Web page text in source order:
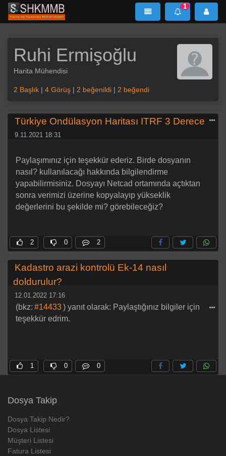
SHKMMB MenÜ Mesaj
1
Ruhi Ermişoğlu
Harita Mühendisi
2 Başlık | 4 Görüş | 2 beğenildi | 2 beğendi
Türkiye Ondülasyon Haritası ITRF 3 Derece
9.11.2021 18:31
Paylaşımınız için teşekkür ederiz. Birde dosyanın
nasıl? kullanılacağı hakkında bilgilendirme
yapabilirmisiniz. Dosyayı Netcad ortamında açtıktan
sonra verimizi üzerine kopyalayıp yükseklik
değerlerini bu şekilde mi? görebileceğiz?
2 0 2
Kadastro arazi kontrolü Ek-14 nasıl
doldurulur?
12.01.2022 17:16
(bkz: #14433) yanıt olarak: Paylaştığınız bilgiler için
teşekkür edrim.
1 0 0
Dosya Takip
Dosya Takip Nedir?
Dosya Listesi
Müşteri Listesi
Fatura Listesi